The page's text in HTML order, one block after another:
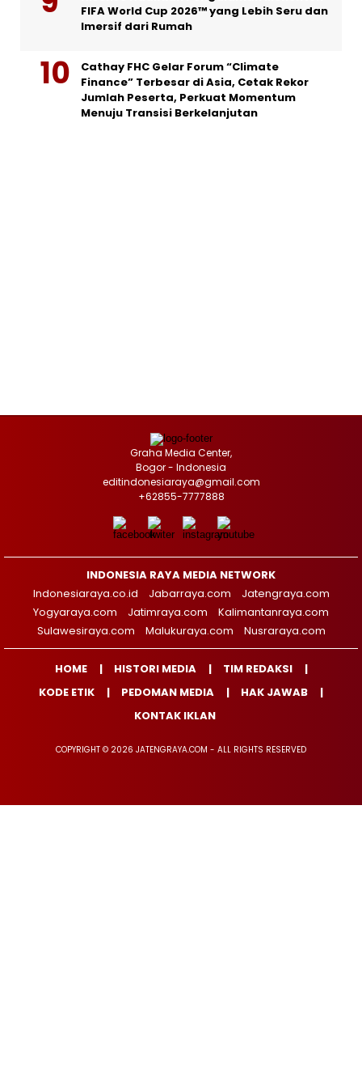
FIFA World Cup 2026™ yang Lebih Seru dan
Imersif dari Rumah
Cathay FHC Gelar Forum “Climate
Finance” Terbesar di Asia, Cetak Rekor
Jumlah Peserta, Perkuat Momentum
Menuju Transisi Berkelanjutan
Graha Media Center,
Bogor - Indonesia
editindonesiaraya@gmail.com
+62855-7777888
INDONESIA RAYA MEDIA NETWORK
Indonesiaraya.co.id
Jabarraya.com
Jatengraya.com
Yogyaraya.com
Jatimraya.com
Kalimantanraya.com
Sulawesiraya.com
Malukuraya.com Nusraraya.com
HOME HISTORI MEDIA
TIM REDAKSI
KODE ETIK
PEDOMAN MEDIA
HAK JAWAB
KONTAK IKLAN
COPYRIGHT © 2026 JATENGRAYA.COM - ALL RIGHTS RESERVED